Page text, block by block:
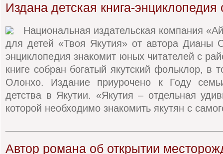
Издана детская книга-энциклопедия
Национальная издательская компания
для детей «Твоя Якутия» от автора Дианы
энциклопедия знакомит юных читателей с
книге собран богатый якутский фольклор, в
Олонхо. Издание приурочено к Году
детства в Якутии. «Якутия – отдельная
которой необходимо знакомить якутян с
Автор романа об открытии